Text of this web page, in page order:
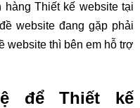
hàng Thiết kế website tại
website đang gặp phải
website thì bên em hỗ trợ
để Thiết kế